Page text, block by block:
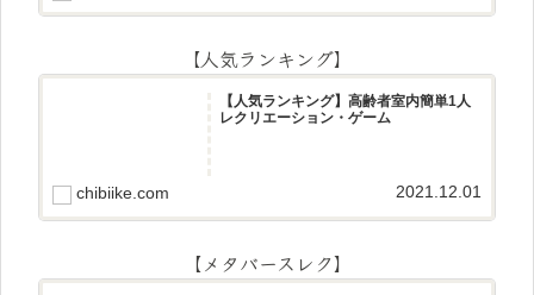
【人気ランキング】
【人気ランキング】高齢者室内簡単1人
レクリエーション・ゲーム
chibiike.com 2021.12.01
【メタバースレク】